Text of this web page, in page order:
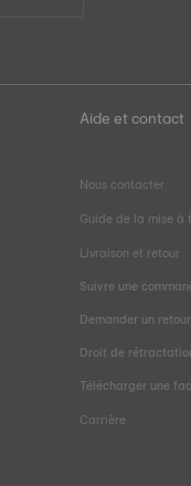
Aide et contact
Nous contacter
Guide de la mise à
Livraison et retour
Suivre une
Demander un retour
Droit de
Télécharger une
Carrière